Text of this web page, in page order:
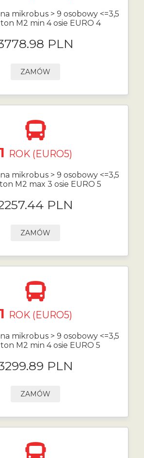
mikrobus > 9 osobowy <=3,5
M2 min 4 osie EURO 4
PLN
ZAMÓW
1 ROK (EURO5)
mikrobus > 9 osobowy <=3,5
M2 max 3 osie EURO 5
PLN
ZAMÓW
1 ROK (EURO5)
mikrobus > 9 osobowy <=3,5
M2 min 4 osie EURO 5
PLN
ZAMÓW